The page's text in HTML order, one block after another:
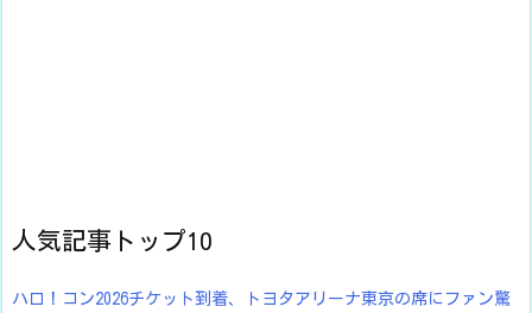
人気記事トップ10
ハロ！コン2026チケット到着、トヨタアリーナ東京の席にファン驚